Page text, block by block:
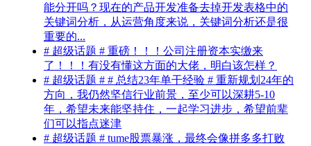
能分开吗？现在的产品开发准备去掉开发表格中的
关键词分析，从运营角度来说，关键词分析还是很
重要的...
# 超级话题 # 重磅！！！公司注册资本实缴来
了！！！有没有懂这方面的大佬，明白该怎样？
# 超级话题 # # 总结23年单干经验 # 重新规划24年的
方向，我仍然坚信行业前景，至少可以深耕5-10
年，希望未来能坚持住，一起学习进步，希望前辈
们可以指点迷津
# 超级话题 # tume股票暴涨，最终会像拼多多打败